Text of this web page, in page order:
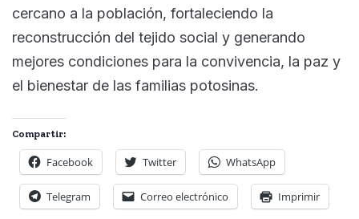
cercano a la población, fortaleciendo la
reconstrucción del tejido social y generando
mejores condiciones para la convivencia, la paz y
el bienestar de las familias potosinas.
Compartir:
Facebook Twitter WhatsApp
Telegram Correo electrónico Imprimir